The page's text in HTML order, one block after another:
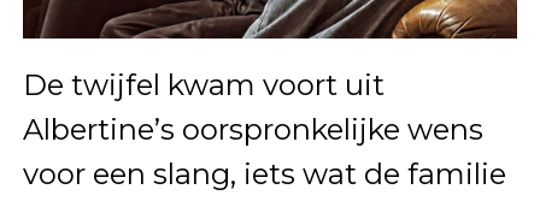
De twijfel kwam voort uit
Albertine’s oorspronkelijke wens
voor een slang, iets wat de familie